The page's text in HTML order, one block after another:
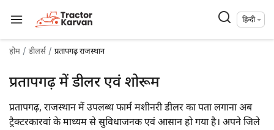
हिन्दी
होम डीलर्स प्रतापगढ़ राजस्थान
प्रतापगढ़ में डीलर एवं शोरूम
प्रतापगढ़, राजस्थान में उपलब्ध फार्म मशीनरी डीलर का पता लगाना अब
ट्रैक्टरकारवां के माध्यम से सुविधाजनक एवं आसान हो गया है। अपने जिले